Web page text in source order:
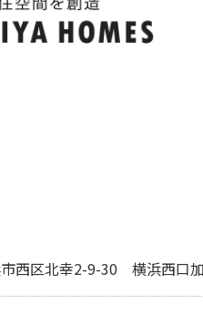
西区北幸2-9-30 横浜西口